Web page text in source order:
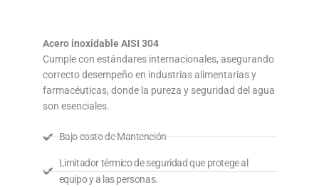
Acero inoxidable AISI 304
Cumple con estándares internacionales, asegurando
correcto desempeño en industrias alimentarias y
farmacéuticas, donde la pureza y seguridad del agua
son esenciales.
Bajo costo de Mantención
Limitador térmico de seguridad que protege al
equipo y a las personas.